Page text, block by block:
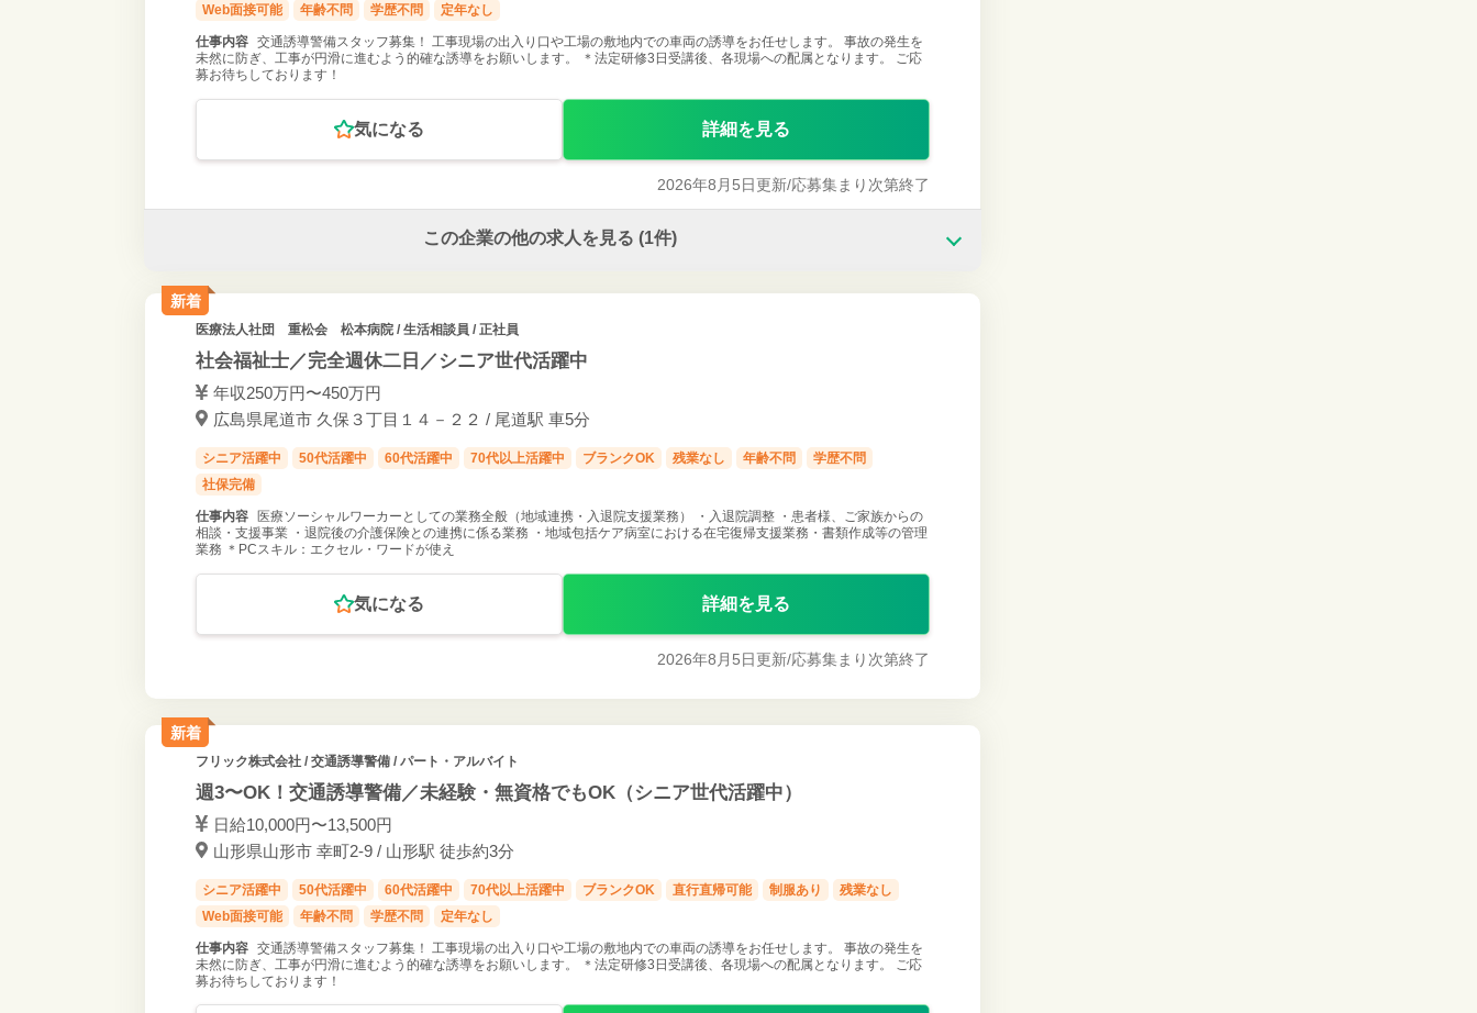
Web面接可能
年齢不問 学歴不問 定年なし
仕事内容
交通誘導警備スタッフ募集！ 工事現場の出入り口や工場の敷地内での車両の誘導をお任せします。 事故の発生を
未然に防ぎ、工事が円滑に進むよう的確な誘導をお願いします。 ＊法定研修3日受講後、各現場への配属となります。 ご応
募お待ちしております！
気になる 詳細を見る
2026年8月5日更新/応募集まり次第終了
この企業の他の求人を見る (1件)
新着
医療法人社団 重松会 松本病院/ 生活相談員 / 正社員
社会福祉士／完全週休二日／シニア世代活躍中
年収250万円〜450万円
広島県尾道市 久保３丁目１４－２２ / 尾道駅 車5分
シニア活躍中 50代活躍中 60代活躍中 70代以上活躍中 ブランクOK 残業なし 年齢不問
学歴不問
社保完備
仕事内容
医療ソーシャルワーカーとしての業務全般（地域連携・入退院支援業務） ・入退院調整 ・患者様、ご家族からの
相談・支援事業 ・退院後の介護保険との連携に係る業務 ・地域包括ケア病室における在宅復帰支援業務・書類作成等の管理
業務 ＊PCスキル：エクセル・ワードが使え
気になる 詳細を見る
2026年8月5日更新/応募集まり次第終了
新着
フリック株式会社/ 交通誘導警備 / パート・アルバイト
週3〜OK！交通誘導警備／未経験・無資格でもOK（シニア世代活躍中）
日給10,000円〜13,500円
山形県山形市 幸町2-9 / 山形駅 徒歩約3分
シニア活躍中 50代活躍中 60代活躍中 70代以上活躍中 ブランクOK 直行直帰可能 制服あり
残業なし
Web面接可能
年齢不問 学歴不問 定年なし
仕事内容
交通誘導警備スタッフ募集！ 工事現場の出入り口や工場の敷地内での車両の誘導をお任せします。 事故の発生を
未然に防ぎ、工事が円滑に進むよう的確な誘導をお願いします。 ＊法定研修3日受講後、各現場への配属となります。 ご応
募お待ちしております！